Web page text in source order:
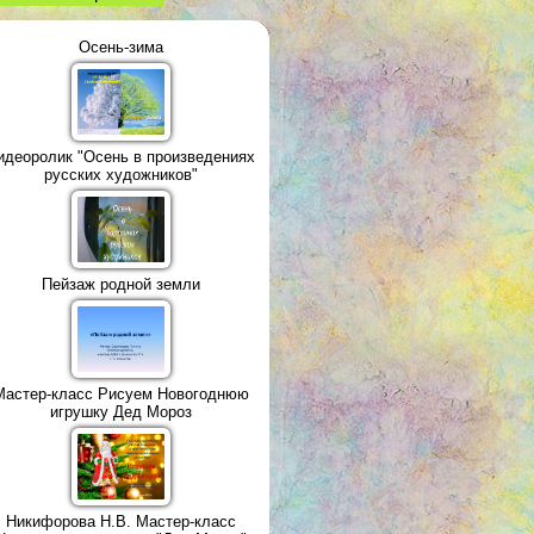
Осень-зима
"Осень в произведениях
русских художников"
Пейзаж родной земли
класс Рисуем Новогоднюю
игрушку Дед Мороз
Никифорова Н.В. Мастер-класс